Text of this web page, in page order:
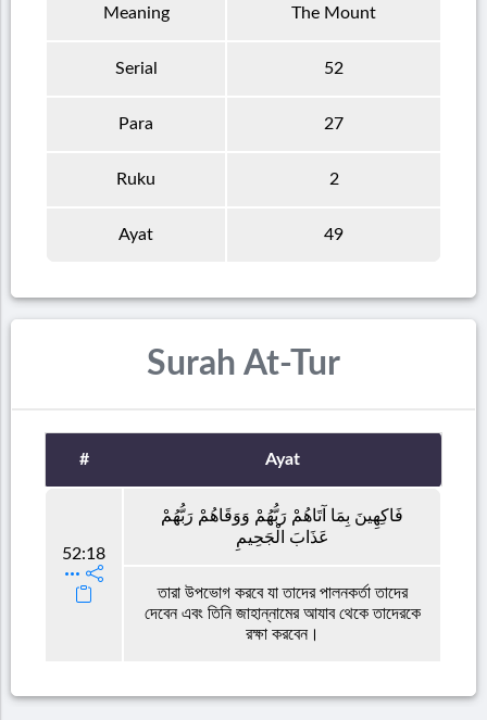
Meaning The Mount
Serial 52
Para 27
Ruku 2
Ayat 49
Surah At-Tur
# Ayat
52:18
فَاكِهِينَ بِمَا آتَاهُمْ رَبُّهُمْ وَوَقَاهُمْ رَبُّهُمْ
عَذَابَ الْجَحِيمِ
তারা উপভোগ করবে যা তাদের পালনকর্তা তাদের
দেবেন এবং তিনি জাহান্নামের আযাব থেকে তাদেরকে
রক্ষা করবেন।